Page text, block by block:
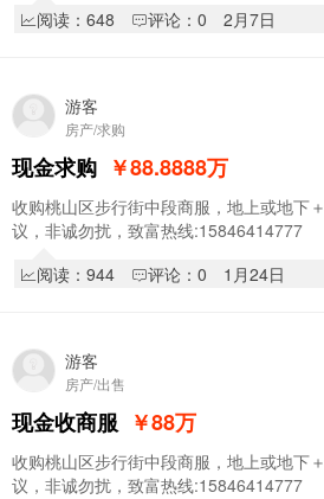
阅读：648
评论：0 2月7日
游客
房产/求购
现金求购 ￥88.8888万
收购桃山区步行街中段商服，地上或地下＋
议，非诚勿扰，致富热线:15846414777
阅读：944
评论：0 1月24日
游客
房产/出售
现金收商服 ￥88万
收购桃山区步行街中段商服，地上或地下＋
议，非诚勿扰，致富热线:15846414777